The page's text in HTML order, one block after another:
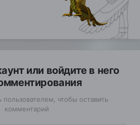
или войдите в него
чтобы оставить
комментарий